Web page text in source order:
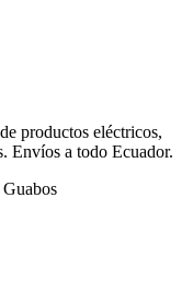
productos eléctricos,
Envíos a todo Ecuador.